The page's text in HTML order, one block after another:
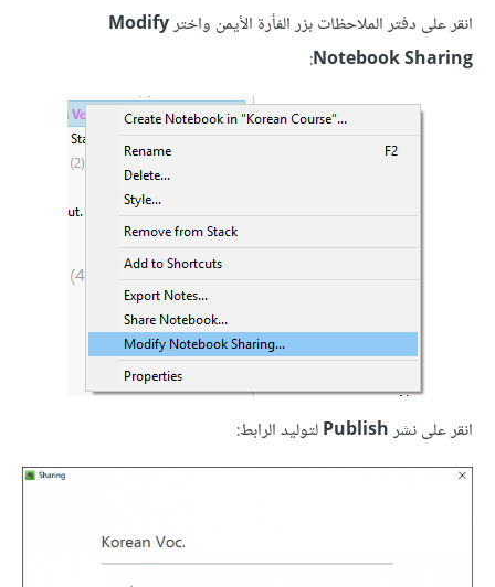
انقر على دفتر الملاحظات بزر الفأرة الأيمن واخترModify
Notebook Sharing
:
انقر على نشرPublishلتوليد الرابط: